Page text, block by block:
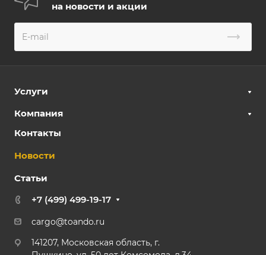
на новости и акции
Услуги
Компания
Контакты
Новости
Статьи
+7 (499) 499-19-17
cargo@toando.ru
141207, Московская область, г.